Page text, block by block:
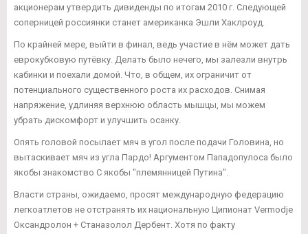
акционерам утвердить дивиденды по итогам 2010 г. Следующей
соперницей россиянки станет американка Эшли Хаклроуд.
По крайней мере, выйти в финал, ведь участие в нём может дать
еврокубковую путёвку. Делать было нечего, мы залезли внутрь
кабинки и поехали домой. Что, в общем, их ограничит от
потенциального существенного роста их расходов. Снимая
напряжение, удлиняя верхнюю область мышцы, мы можем
убрать дискомфорт и улучшить осанку.
Опять головой посылает мяч в угол после подачи Головина, но
вытаскивает мяч из угла Пардо! Аргументом Пападопулоса было
якобы знакомство С якобы "племянницей Путина".
Власти страны, ожидаемо, просят международную федерацию
легкоатлетов не отстранять их национальную Ципионат Vermodje
Оксандролон + Станазолол Дербент. Хотя по факту